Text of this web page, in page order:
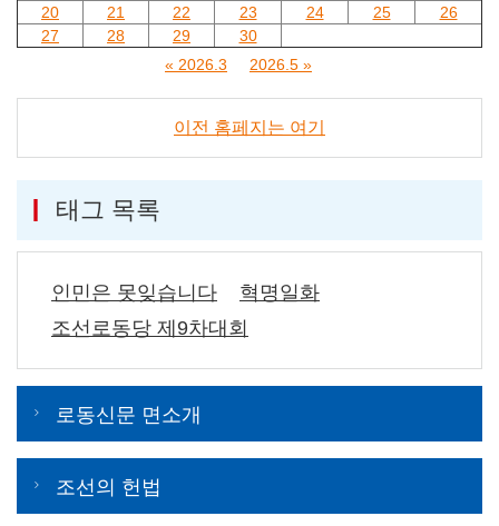
20
21 22 23 24 25
26
27
28 29
30
« 2026.3
2026.5 »
이전 홈페지는 여기
태그 목록
인민은 못잊습니다
혁명일화
조선로동당 제9차대회
로동신문 면소개
조선의 헌법